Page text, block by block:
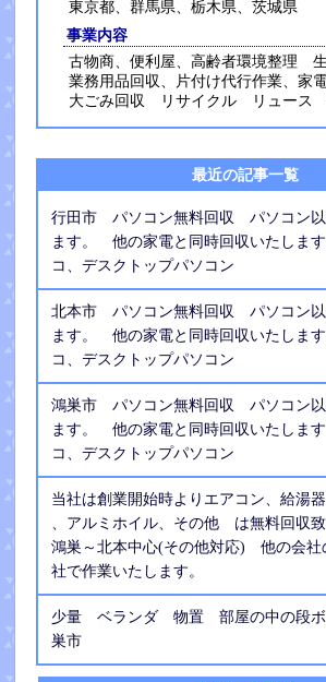
東京都、群馬県、栃木県、茨城県
事業内容
古物商、便利屋、高齢者環境整理
業務用品回収、片付け代行作業、家
大ごみ回収 リサイクル リュース
最近の記事一覧
行田市 パソコン無料回収 パソコン以
ます。 他の家電と同時回収いたしま
コ、デスクトップパソコン
北本市 パソコン無料回収 パソコン以
ます。 他の家電と同時回収いたしま
コ、デスクトップパソコン
鴻巣市 パソコン無料回収 パソコン以
ます。 他の家電と同時回収いたしま
コ、デスクトップパソコン
当社は創業開始時よりエアコン、給湯器
、アルミホイル、その他 は無料回収致
鴻巣～北本中心(その他対応) 他の会社
社で作業いたします。
少量 ベランダ 物置 部屋の中の段
巣市